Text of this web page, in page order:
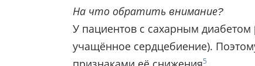
На что обратить внимание?
У пациентов с сахарным
учащённое сердцебиение).
5